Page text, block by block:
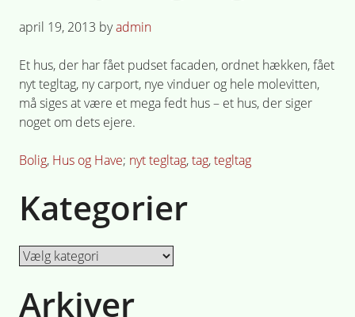
Posted
april 19, 2013 byadmin
Et hus, der har fået pudset facaden, ordnet hækken, fået
nyt tegltag, ny carport, nye vinduer og hele molevitten,
må siges at være et mega fedt hus – et hus, der siger
noget om dets ejere.
Posted
Bolig, Hus og Have Tagged
nyt tegltag,tag,tegltag
Kategorier
Kategorier
Arkiver